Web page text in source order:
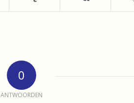
0
ANTWOORDEN